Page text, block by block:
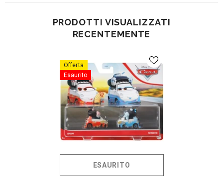
PRODOTTI VISUALIZZATI
RECENTEMENTE
Offerta
Esaurito
ESAURITO